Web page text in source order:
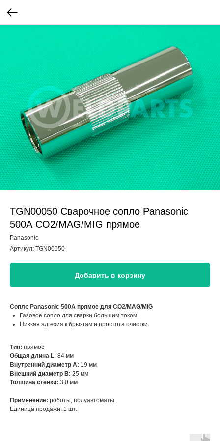
TGN00050 Сварочное сопло Panasonic
500А CO2/MAG/MIG прямое
Panasonic
Артикул: TGN00050
Добавить в корзину
Сопло Panasonic 500А прямое для CO2/MAG/MIG
Газовое сопло для сварки большим током.
Низкая адгезия к брызгам и простота очистки.
Тип: прямое
Общая длина L: 84 мм
Внутренний диаметр A: 19 мм
Внешний диаметр B: 25 мм
Толщина стенки: 3,0 мм
Применение: роботы, полуавтоматы.
Единица продажи: 1 шт.